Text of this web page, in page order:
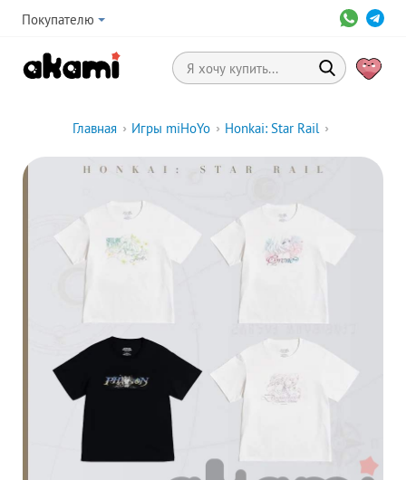
Покупателю
Главная › Игры miHoYo › Honkai: Star Rail ›